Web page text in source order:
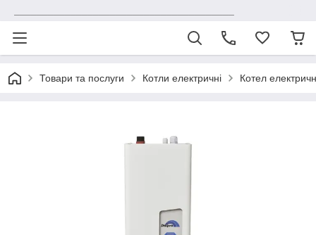
Товари та послуги Котли електричні Котел